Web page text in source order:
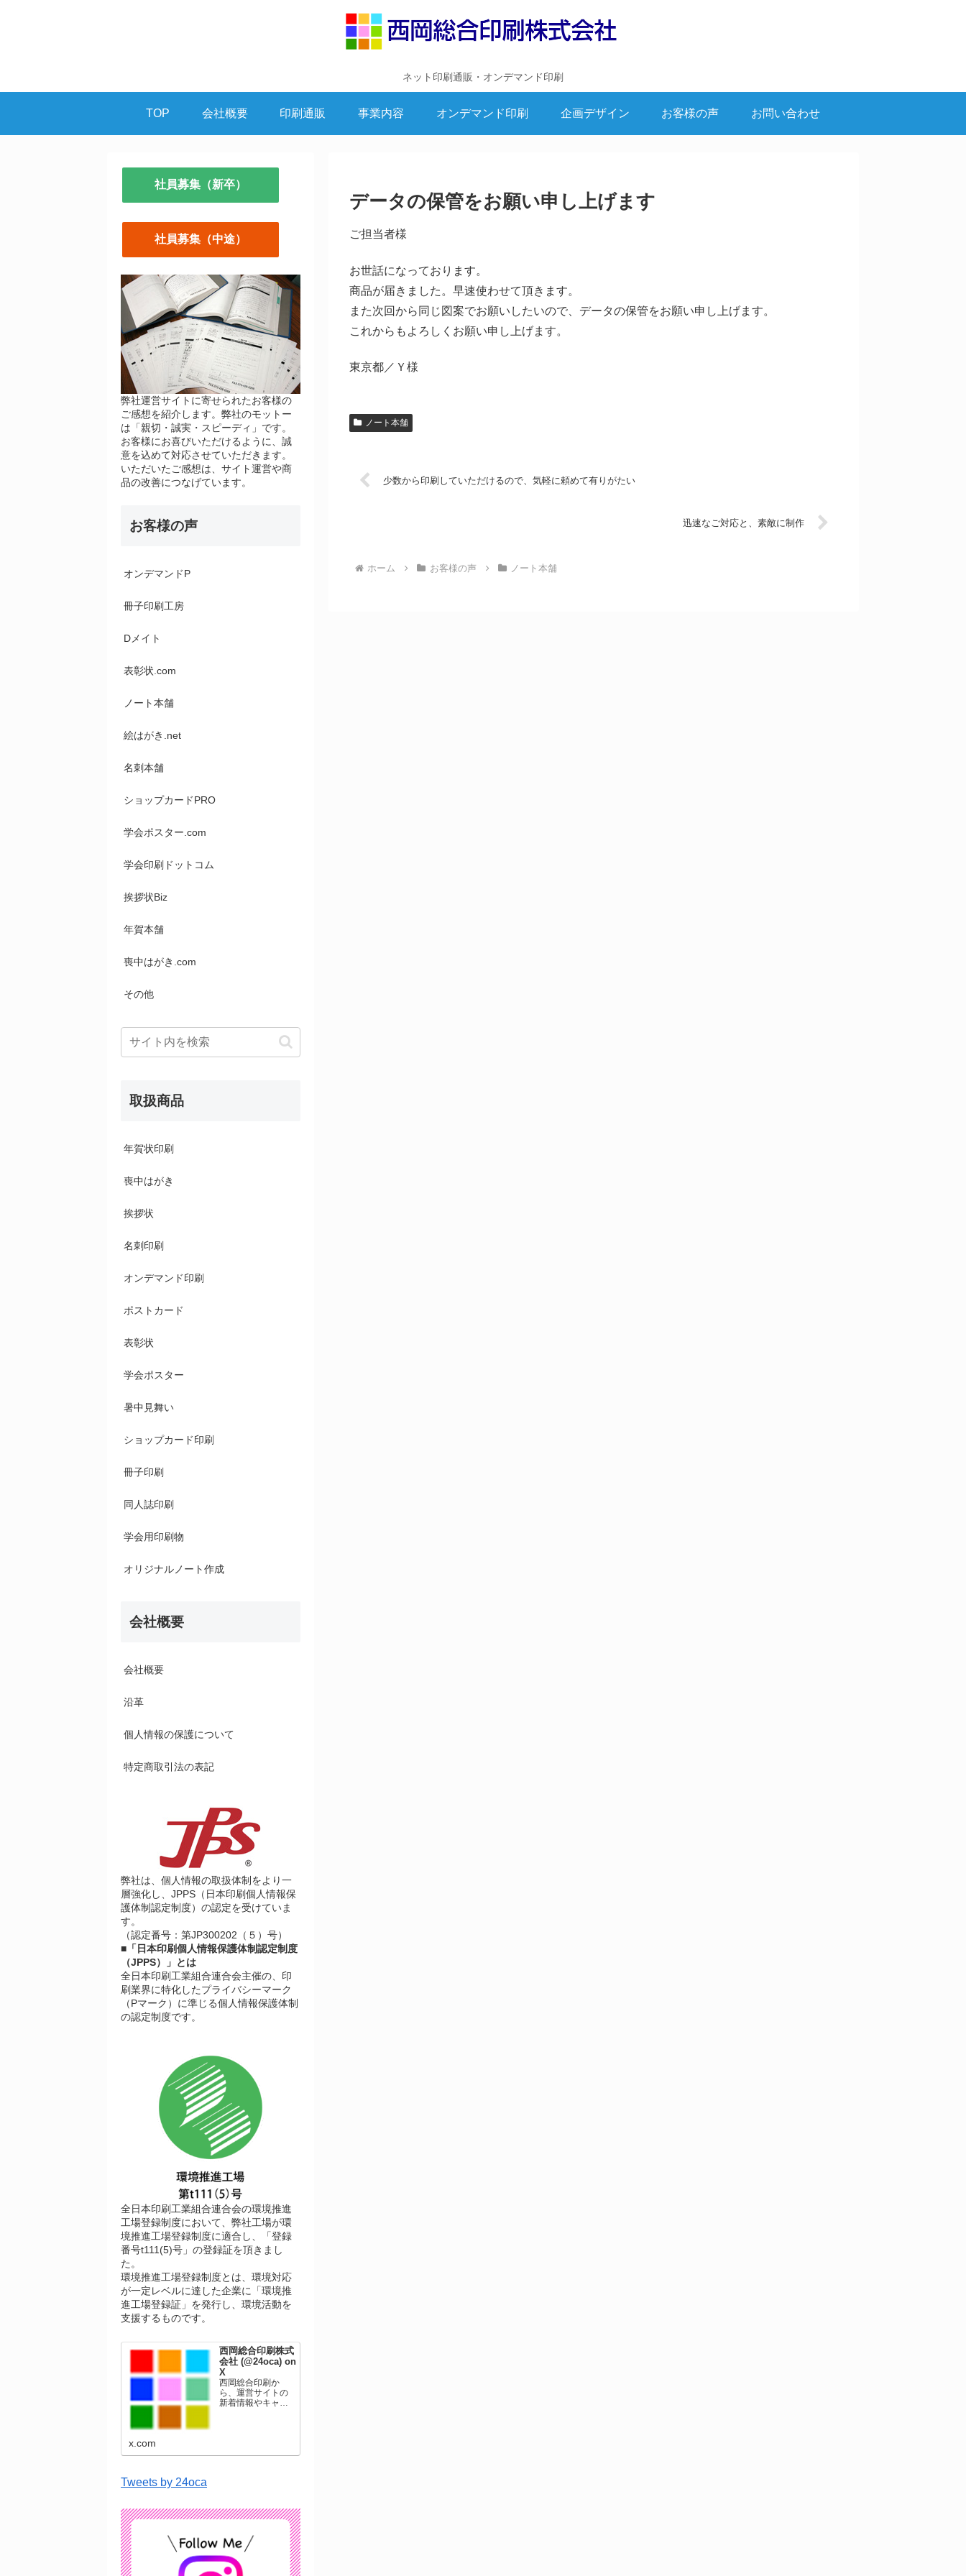
ネット印刷通販・オンデマンド印刷
TOP 会社概要 印刷通販 事業内容 オンデマンド印刷 企画デザイン お客様の声 お問い合わせ
データの保管をお願い申し上げます
ご担当者様
お世話になっております。
商品が届きました。早速使わせて頂きます。
また次回から同じ図案でお願いしたいので、データの保管をお願い申し上げます。
これからもよろしくお願い申し上げます。
東京都／Ｙ様
ノート本舗
少数から印刷していただけるので、気軽に頼めて有りがたい
迅速なご対応と、素敵に制作
ホーム お客様の声 ノート本舗
社員募集（新卒）
社員募集（中途）
弊社運営サイトに寄せられたお客様の
ご感想を紹介します。弊社のモットー
は「親切・誠実・スピーディ」です。
お客様にお喜びいただけるように、誠
意を込めて対応させていただきます。
いただいたご感想は、サイト運営や商
品の改善につなげています。
お客様の声
オンデマンドP
冊子印刷工房
Dメイト
表彰状.com
ノート本舗
絵はがき.net
名刺本舗
ショップカードPRO
学会ポスター.com
学会印刷ドットコム
挨拶状Biz
年賀本舗
喪中はがき.com
その他
取扱商品
年賀状印刷
喪中はがき
挨拶状
名刺印刷
オンデマンド印刷
ポストカード
表彰状
学会ポスター
暑中見舞い
ショップカード印刷
冊子印刷
同人誌印刷
学会用印刷物
オリジナルノート作成
会社概要
会社概要
沿革
個人情報の保護について
特定商取引法の表記
弊社は、個人情報の取扱体制をより一
層強化し、JPPS（日本印刷個人情報保
護体制認定制度）の認定を受けていま
す。
（認定番号：第JP300202（５）号）
■「日本印刷個人情報保護体制認定制度
（JPPS）」とは
全日本印刷工業組合連合会主催の、印
刷業界に特化したプライバシーマーク
（Pマーク）に準じる個人情報保護体制
の認定制度です。
全日本印刷工業組合連合会の環境推進
工場登録制度において、弊社工場が環
境推進工場登録制度に適合し、「登録
番号t111(5)号」の登録証を頂きまし
た。
環境推進工場登録制度とは、環境対応
が一定レベルに達した企業に「環境推
進工場登録証」を発行し、環境活動を
支援するものです。
西岡総合印刷株式
会社 (@24oca) on
X
西岡総合印刷か
ら、運営サイトの
新着情報やキャン
ています。
x.com
Tweets by 24oca